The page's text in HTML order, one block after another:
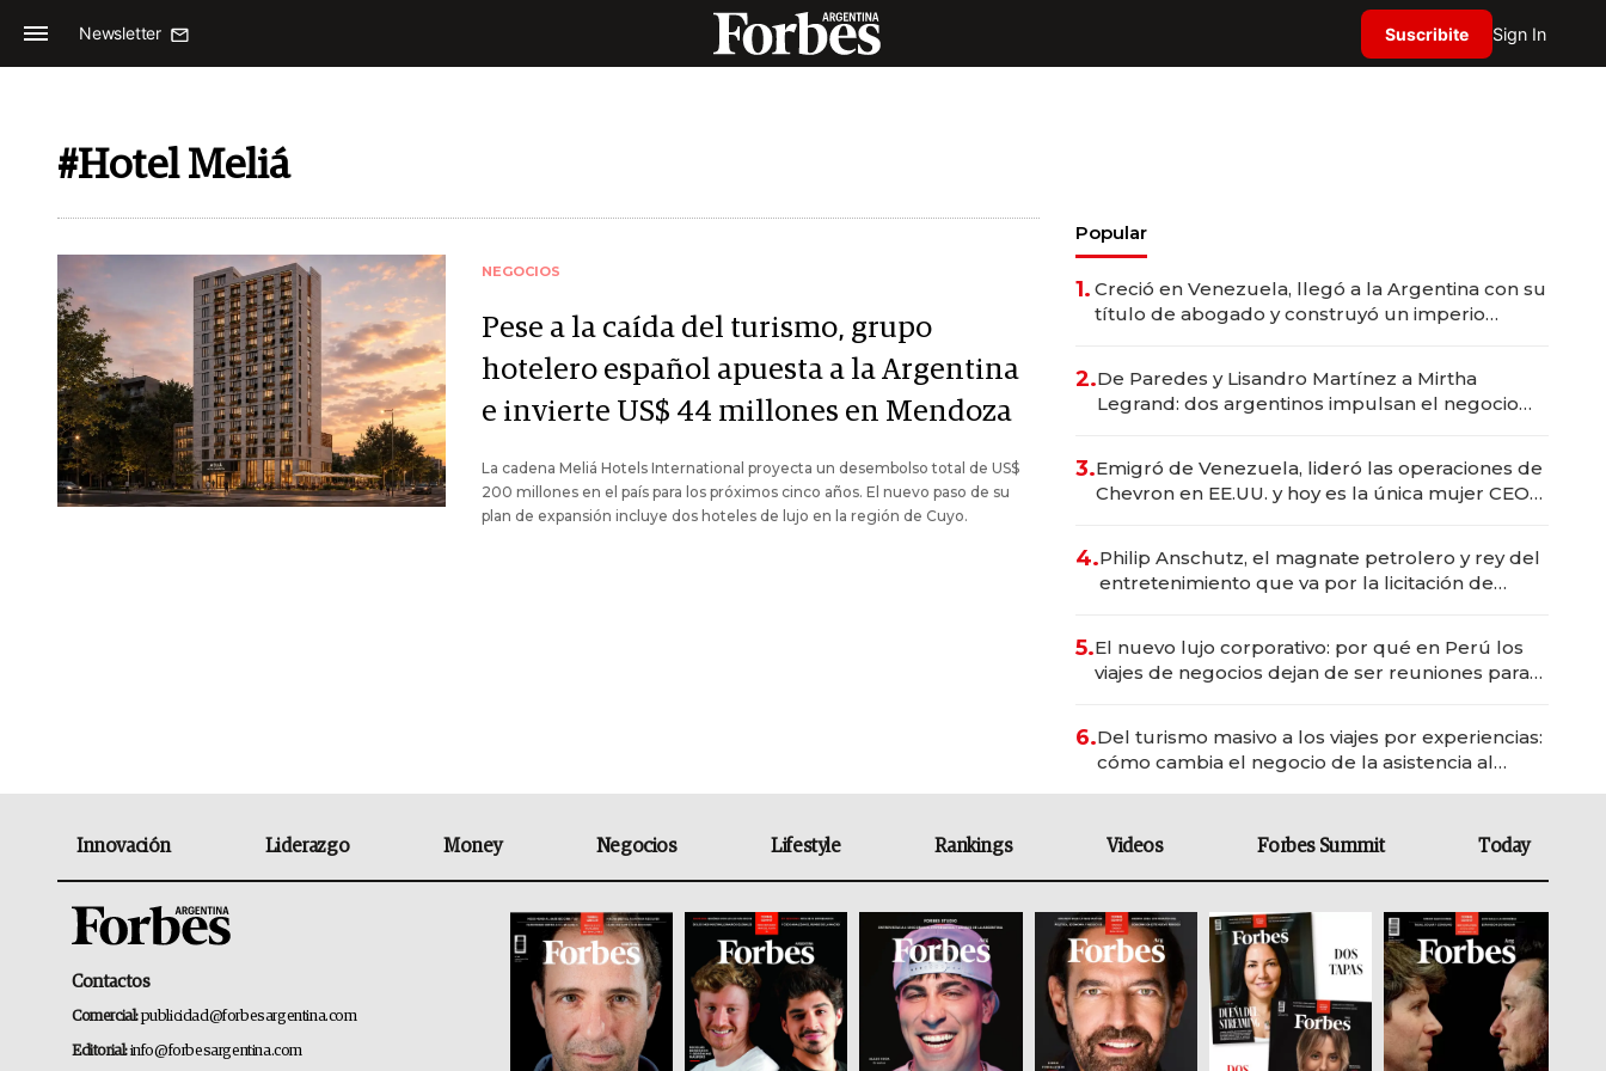
Newsletter Suscribite Sign In
#Hotel Meliá
NEGOCIOS
Pese a la caída del turismo, grupo
hotelero español apuesta a la Argentina
e invierte US$ 44 millones en Mendoza
La cadena Meliá Hotels International proyecta un desembolso total de US$
200 millones en el país para los próximos cinco años. El nuevo paso de su
plan de expansión incluye dos hoteles de lujo en la región de Cuyo.
Popular
1. Creció en Venezuela, llegó a la Argentina con su
título de abogado y construyó un imperio
2.De Paredes y Lisandro Martínez a Mirtha
Legrand: dos argentinos impulsan el negocio
3.Emigró de Venezuela, lideró las operaciones de
Chevron en EE.UU. y hoy es la única mujer CEO
4.Philip Anschutz, el magnate petrolero y rey del
entretenimiento que va por la licitación de
5.El nuevo lujo corporativo: por qué en Perú los
viajes de negocios dejan de ser reuniones para
6.Del turismo masivo a los viajes por experiencias:
cómo cambia el negocio de la asistencia al
Innovación Liderazgo Money Negocios Lifestyle Rankings Videos Forbes Summit Today
Contactos
Comercial:publicidad@forbesargentina.com
Editorial:info@forbesargentina.com